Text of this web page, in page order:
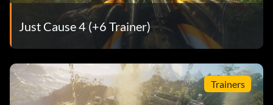
Just Cause 4 (+6 Trainer)
Trainers